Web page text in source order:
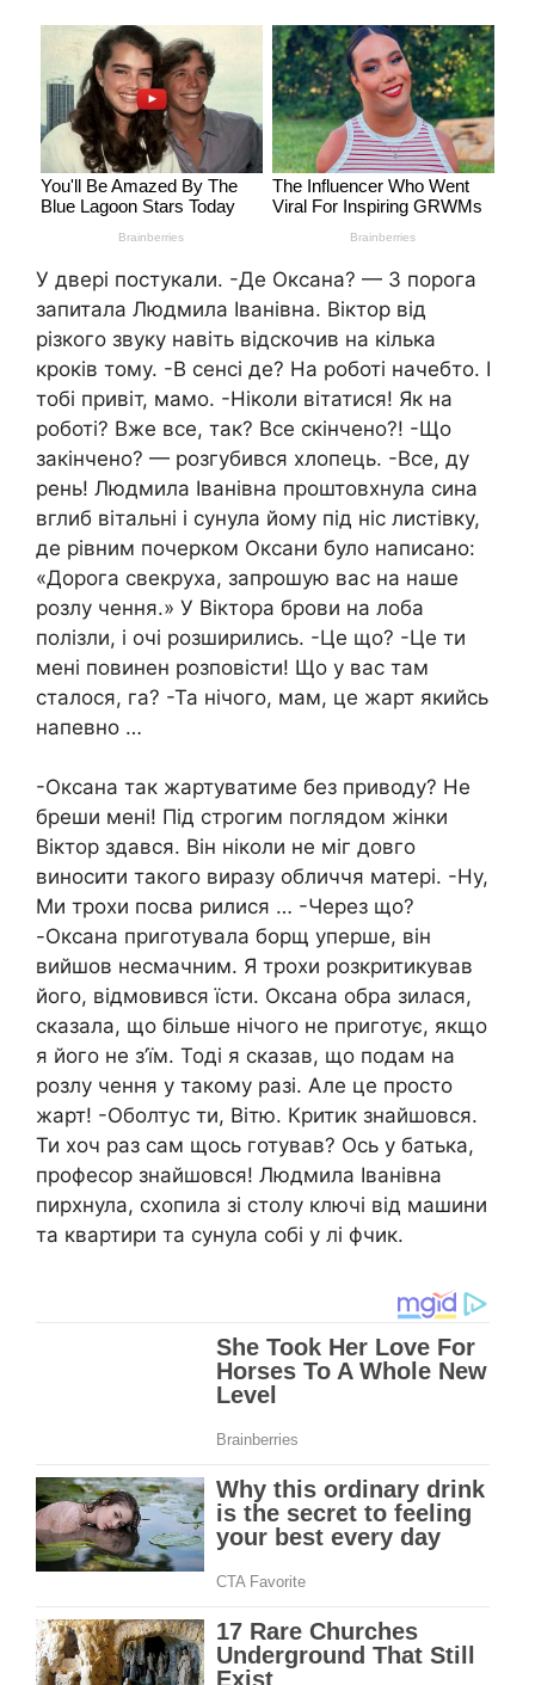
У двері постукали. -Де Оксана? — З порога
запитала Людмила Іванівна. Віктор від
різкого звуку навіть відскочив на кілька
кроків тому. -В сенсі де? На роботі начебто. І
тобі привіт, мамо. -Ніколи вітатися! Як на
роботі? Вже все, так? Все скінчено?! -Що
закінчено? — розгубився хлопець. -Все, ду
рень! Людмила Іванівна проштовхнула сина
вглиб вітальні і сунула йому під ніс листівку,
де рівним почерком Оксани було написано:
«Дорога свекруха, запрошую вас на наше
розлу чення.» У Віктора брови на лоба
полізли, і очі розширились. -Це що? -Це ти
мені повинен розповісти! Що у вас там
сталося, га? -Та нічого, мам, це жарт якийсь
напевно …
-Оксана так жартуватиме без приводу? Не
бреши мені! Під строгим поглядом жінки
Віктор здався. Він ніколи не міг довго
виносити такого виразу обличчя матері. -Ну,
Ми трохи посва рилися … -Через що?
-Оксана приготувала борщ уперше, він
вийшов несмачним. Я трохи розкритикував
його, відмовився їсти. Оксана обра зилася,
сказала, що більше нічого не приготує, якщо
я його не з’їм. Тоді я сказав, що подам на
розлу чення у такому разі. Але це просто
жарт! -Оболтус ти, Вітю. Критик знайшовся.
Ти хоч раз сам щось готував? Ось у батька,
професор знайшовся! Людмила Іванівна
пирхнула, схопила зі столу ключі від машини
та квартири та сунула собі у лі фчик.